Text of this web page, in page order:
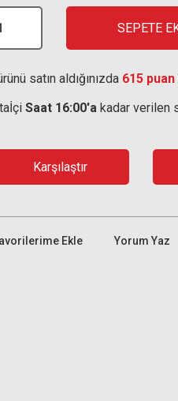
SEPETE
satın aldığınızda 615 puan
Saat 16:00'a kadar verilen
Karşılaştır
Yorum Yaz